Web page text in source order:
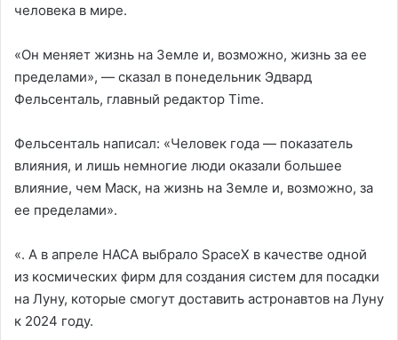
человека в мире.
«Он меняет жизнь на Земле и, возможно, жизнь за ее
пределами», — сказал в понедельник Эдвард
Фельсенталь, главный редактор Time.
Фельсенталь написал: «Человек года — показатель
влияния, и лишь немногие люди оказали большее
влияние, чем Маск, на жизнь на Земле и, возможно, за
ее пределами».
«. А в апреле НАСА выбрало SpaceX в качестве одной
из космических фирм для создания систем для посадки
на Луну, которые смогут доставить астронавтов на Луну
к 2024 году.